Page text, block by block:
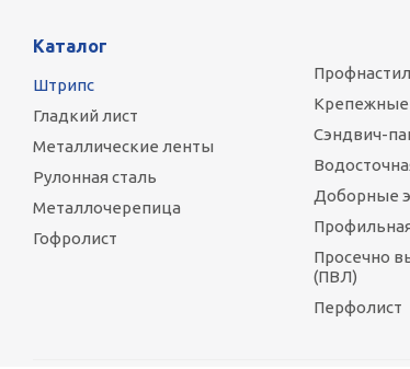
Каталог
Штрипс
Гладкий лист
Металлические ленты
Рулонная сталь
Металлочерепица
Гофролист
Профнастил
Сэндвич-
Доборные
Просечно
(ПВЛ)
Перфолист